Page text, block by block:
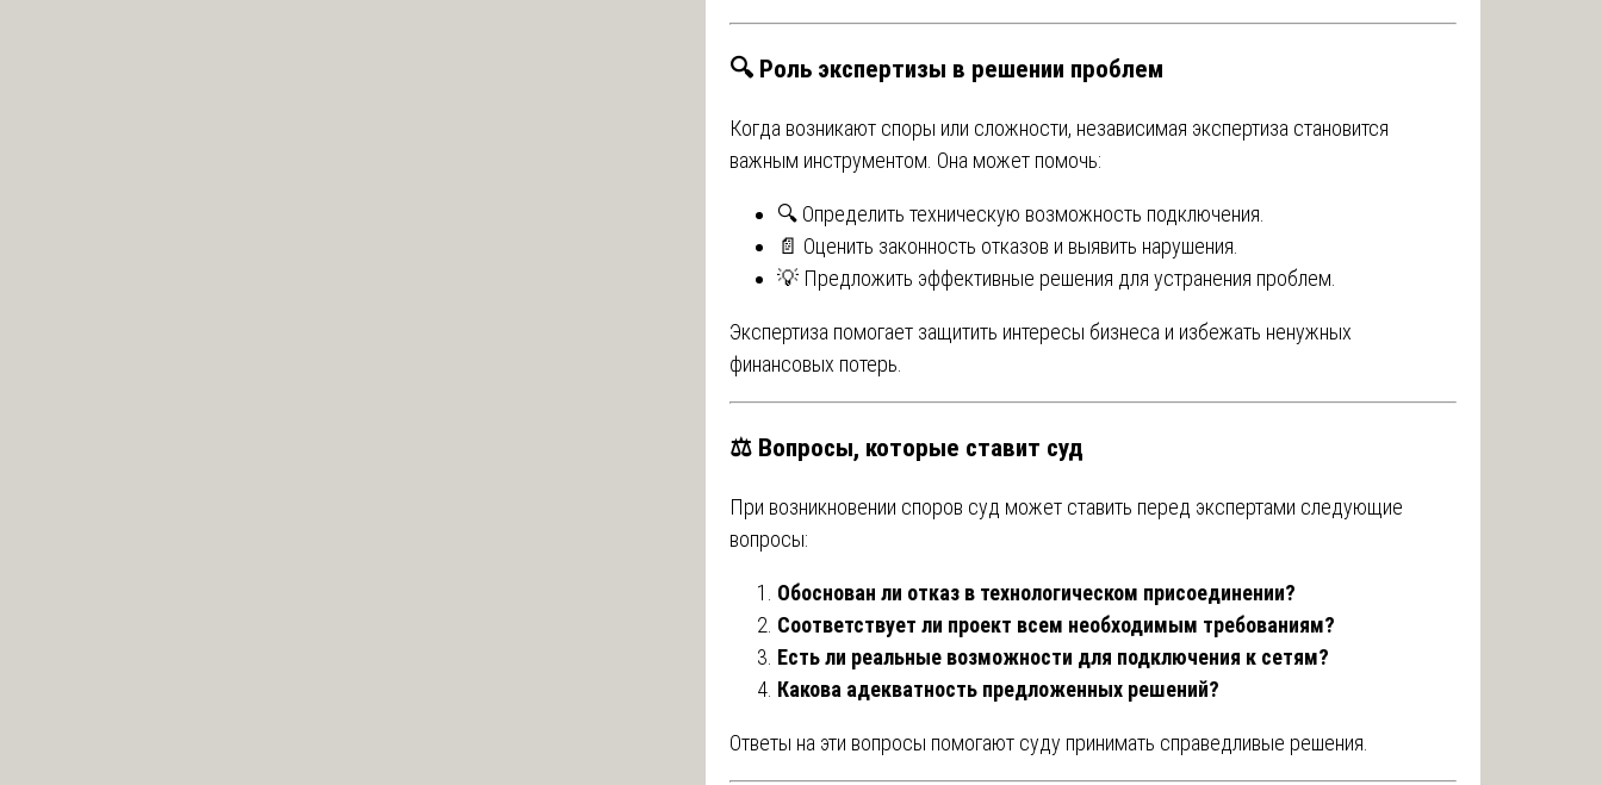
🔍 Роль экспертизы в решении проблем
Когда возникают споры или сложности, независимая экспертиза становится
важным инструментом. Она может помочь:
🔍 Определить техническую возможность подключения.
📄 Оценить законность отказов и выявить нарушения.
💡 Предложить эффективные решения для устранения проблем.
Экспертиза помогает защитить интересы бизнеса и избежать ненужных
финансовых потерь.
⚖️ Вопросы, которые ставит суд
При возникновении споров суд может ставить перед экспертами следующие
вопросы:
Обоснован ли отказ в технологическом присоединении?
Соответствует ли проект всем необходимым требованиям?
Есть ли реальные возможности для подключения к сетям?
Какова адекватность предложенных решений?
Ответы на эти вопросы помогают суду принимать справедливые решения.